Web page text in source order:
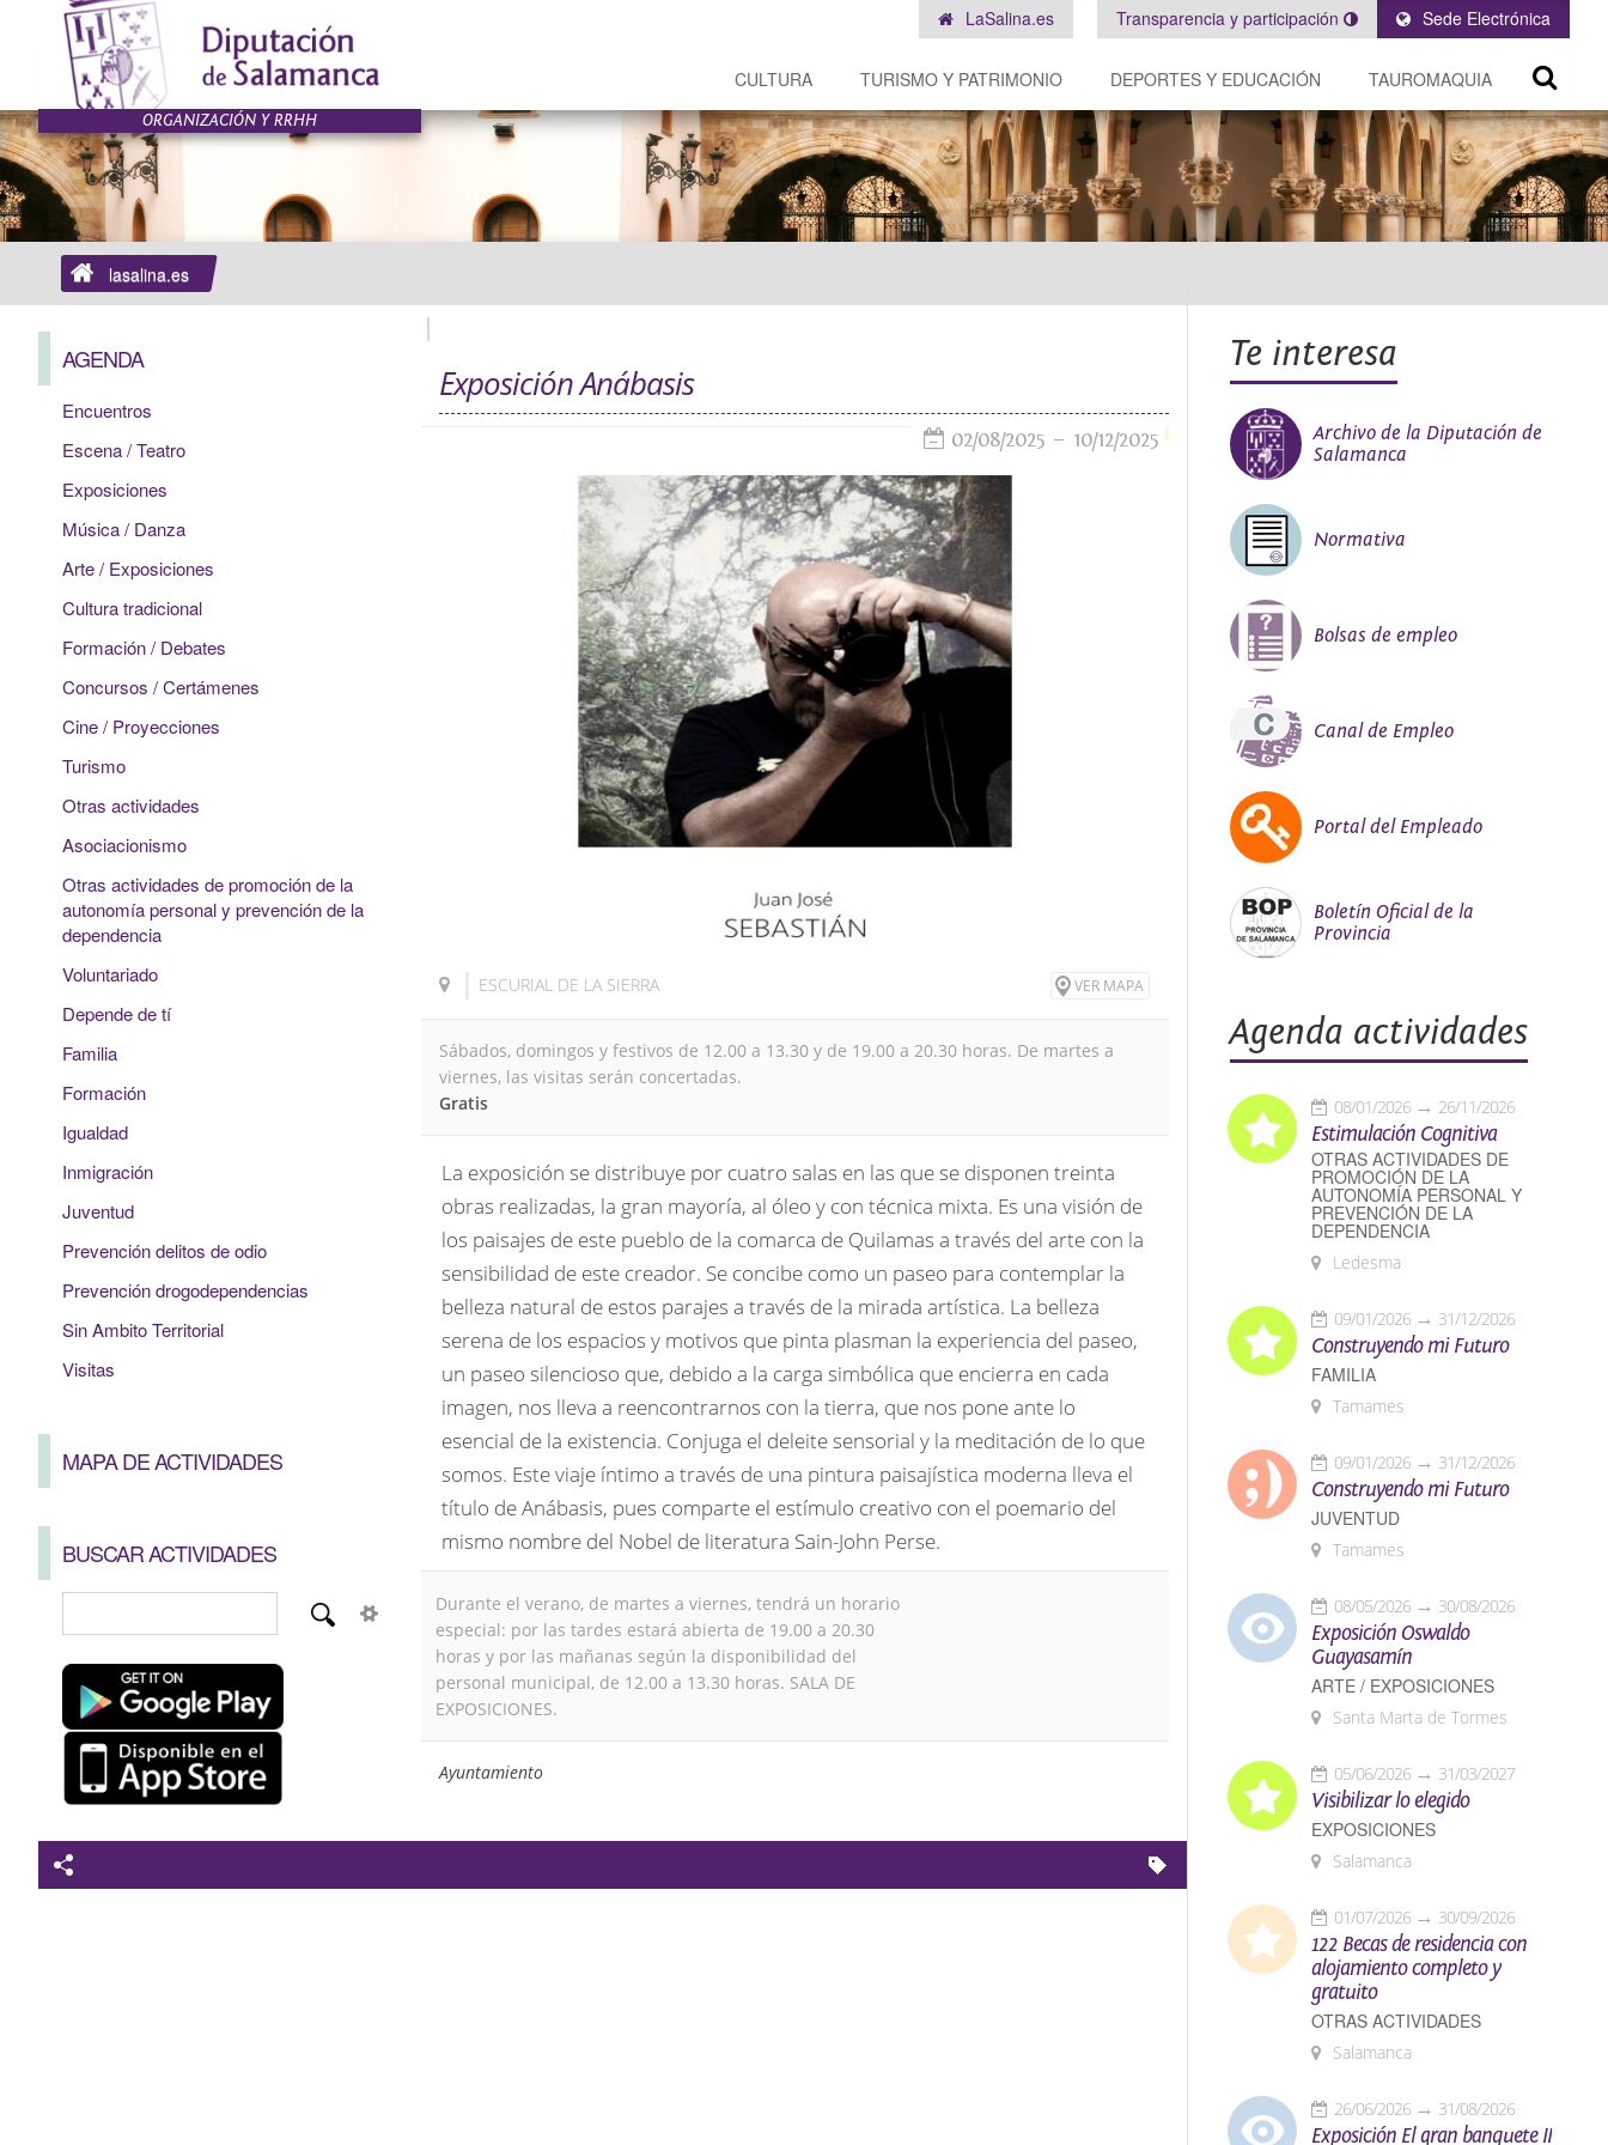
Sede Electrónica
Transparencia y participación
LaSalina.es
CULTURA TURISMO Y PATRIMONIO DEPORTES Y EDUCACIÓN TAUROMAQUIA
lasalina.es
AGENDA
Encuentros
Escena / Teatro
Exposiciones
Música / Danza
Arte / Exposiciones
Cultura tradicional
Formación / Debates
Concursos / Certámenes
Cine / Proyecciones
Turismo
Otras actividades
Asociacionismo
Otras actividades de promoción de la
autonomía personal y prevención de la
dependencia
Voluntariado
Depende de tí
Familia
Formación
Igualdad
Inmigración
Juventud
Prevención delitos de odio
Prevención drogodependencias
Sin Ambito Territorial
Visitas
MAPA DE ACTIVIDADES
BUSCAR ACTIVIDADES
Exposición Anábasis
02/08/2025 10/12/2025
ESCURIAL DE LA SIERRA VER MAPA
Sábados, domingos y festivos de 12.00 a 13.30 y de 19.00 a 20.30 horas. De martes a
viernes, las visitas serán concertadas.
Gratis
La exposición se distribuye por cuatro salas en las que se disponen treinta
obras realizadas, la gran mayoría, al óleo y con técnica mixta. Es una visión de
los paisajes de este pueblo de la comarca de Quilamas a través del arte con la
sensibilidad de este creador. Se concibe como un paseo para contemplar la
belleza natural de estos parajes a través de la mirada artística. La belleza
serena de los espacios y motivos que pinta plasman la experiencia del paseo,
un paseo silencioso que, debido a la carga simbólica que encierra en cada
imagen, nos lleva a reencontrarnos con la tierra, que nos pone ante lo
esencial de la existencia. Conjuga el deleite sensorial y la meditación de lo que
somos. Este viaje íntimo a través de una pintura paisajística moderna lleva el
título de Anábasis, pues comparte el estímulo creativo con el poemario del
mismo nombre del Nobel de literatura Sain-John Perse.
Durante el verano, de martes a viernes, tendrá un horario
especial: por las tardes estará abierta de 19.00 a 20.30
horas y por las mañanas según la disponibilidad del
personal municipal, de 12.00 a 13.30 horas. SALA DE
EXPOSICIONES.
Ayuntamiento
Te interesa
Archivo de la Diputación de
Salamanca
Normativa
Bolsas de empleo
Canal de Empleo
Portal del Empleado
Boletín Oficial de la
Provincia
Agenda actividades
08/01/2026 26/11/2026
Estimulación Cognitiva
OTRAS ACTIVIDADES DE
PROMOCIÓN DE LA
AUTONOMÍA PERSONAL Y
PREVENCIÓN DE LA
DEPENDENCIA
Ledesma
09/01/2026 31/12/2026
Construyendo mi Futuro
FAMILIA
Tamames
09/01/2026 31/12/2026
Construyendo mi Futuro
JUVENTUD
Tamames
08/05/2026 30/08/2026
Exposición Oswaldo
Guayasamín
ARTE / EXPOSICIONES
Santa Marta de Tormes
05/06/2026 31/03/2027
Visibilizar lo elegido
EXPOSICIONES
Salamanca
01/07/2026 30/09/2026
122 Becas de residencia con
alojamiento completo y
gratuito
OTRAS ACTIVIDADES
Salamanca
26/06/2026 31/08/2026
Exposición El gran banquete II